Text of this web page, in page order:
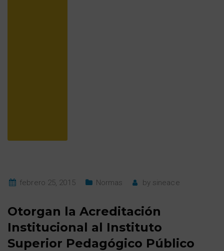
febrero 25, 2015 Normas by sineace
Otorgan la Acreditación
Institucional al Instituto
Superior Pedagógico Público